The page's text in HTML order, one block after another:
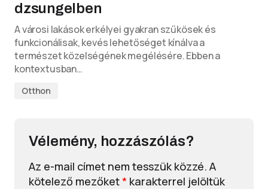
dzsungelben
A városi lakások erkélyei gyakran szűkösek és
funkcionálisak, kevés lehetőséget kínálva a
természet közelségének megélésére. Ebben a
kontextusban…
Otthon
Vélemény, hozzászólás?
Az e-mail címet nem tesszük közzé. A
kötelező mezőket* karakterrel jelöltük